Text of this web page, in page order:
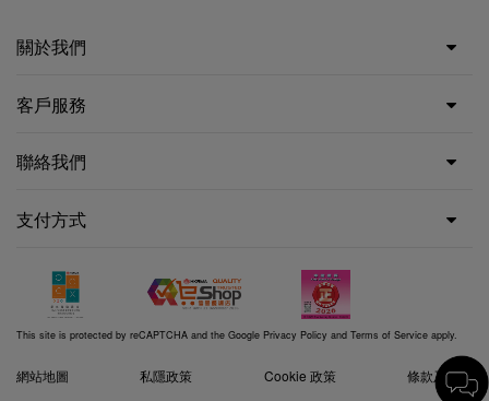
關於我們
客戶服務
聯絡我們
支付方式
This site is protected by reCAPTCHA and the Google Privacy Policy and Terms of Service apply.
網站地圖 私隱政策 Cookie 政策 條款及細則